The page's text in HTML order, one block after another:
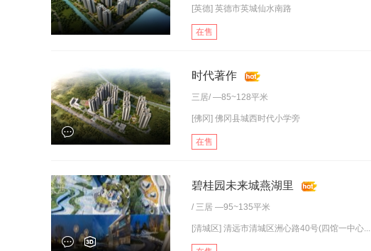
[英德] 英德市英城仙水南路
在售
时代著作
三居/ —85~128平米
[佛冈] 佛冈县城西时代小学旁
在售
碧桂园未来城燕湖里
/ 三居 —95~135平米
[清城区] 清远市清城区洲心路40号(四馆一中心...